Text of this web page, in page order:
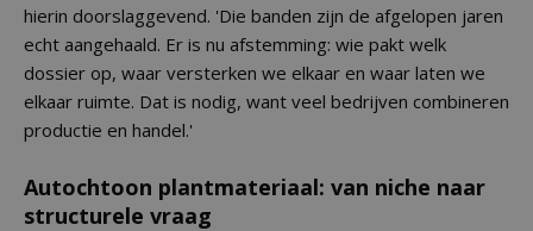
hierin doorslaggevend. 'Die banden zijn de afgelopen jaren
echt aangehaald. Er is nu afstemming: wie pakt welk
dossier op, waar versterken we elkaar en waar laten we
elkaar ruimte. Dat is nodig, want veel bedrijven combineren
productie en handel.'
Autochtoon plantmateriaal: van niche naar
structurele vraag